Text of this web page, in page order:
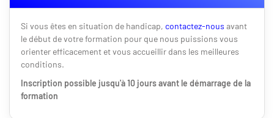
Si vous êtes en situation de handicap, contactez-nous avant
le début de votre formation pour que nous puissions vous
orienter efficacement et vous accueillir dans les meilleures
conditions.
Inscription possible jusqu'à 10 jours avant le démarrage de la
formation